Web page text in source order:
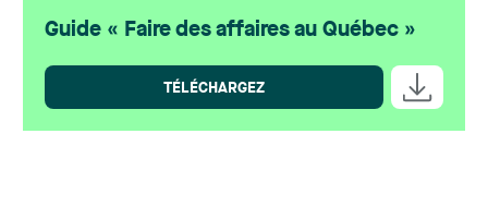
Guide « Faire des affaires au Québec »
TÉLÉCHARGEZ